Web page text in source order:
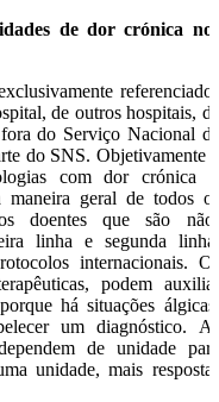
de dor crónica nos
referenciados
de outros hospitais, de
do Serviço Nacional de
do SNS. Objetivamente a
com dor crónica −
geral de todos os
doentes que são não-
linha e segunda linha,
internacionais. Os
podem auxiliar
há situações álgicas,
um diagnóstico. As
de unidade para
unidade, mais respostas